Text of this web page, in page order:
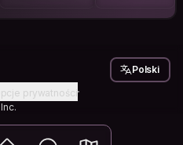
prywatności
Polski